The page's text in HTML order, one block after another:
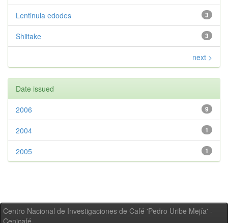
3
Lentinula edodes
3
Shiitake
next >
Date issued
9
2006
1
2004
1
2005
Centro Nacional de Investigaciones de Café 'Pedro Uribe Mejía' -
Cenicafé